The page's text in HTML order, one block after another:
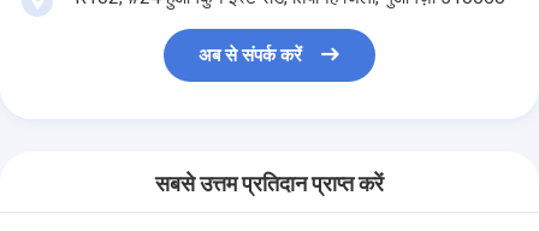
अब से संपर्क करें
सबसे उत्तम प्रतिदान प्राप्त करें